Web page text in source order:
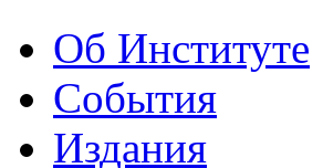
Об Институте
События
Издания